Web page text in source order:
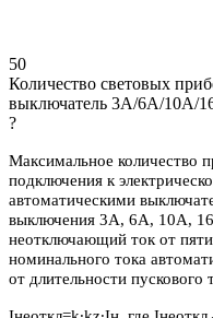
50
Количество световых
выключатель 3А/6А/10А/
?
Максимальное количество
подключения к
автоматическими
выключения 3А, 6А, 10А,
неотключающий ток от
номинального тока
от длительности пускового